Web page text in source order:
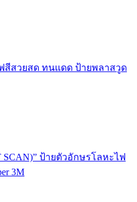
สีสวยสด ทนแดด ป้ายพลาสวูด
SCAN)” ป้ายตัวอักษรโลหะไฟ
3M